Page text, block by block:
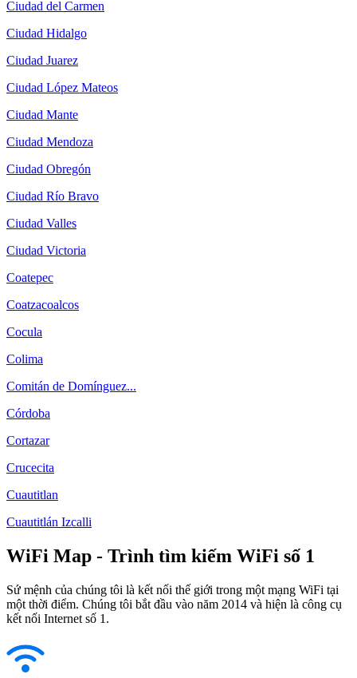
Ciudad del Carmen
Ciudad Hidalgo
Ciudad Juarez
Ciudad López Mateos
Ciudad Mante
Ciudad Mendoza
Ciudad Obregón
Ciudad Río Bravo
Ciudad Valles
Ciudad Victoria
Coatepec
Coatzacoalcos
Cocula
Colima
Comitán de Domínguez...
Córdoba
Cortazar
Crucecita
Cuautitlan
Cuautitlán Izcalli
WiFi Map - Trình tìm kiếm WiFi số 1
Sứ mệnh của chúng tôi là kết nối thế giới trong một mạng WiFi tại
một thời điểm. Chúng tôi bắt đầu vào năm 2014 và hiện là công cụ
kết nối Internet số 1.